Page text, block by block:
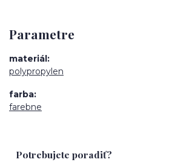
Parametre
materiál
polypropylen
farba
farebne
Potrebujete poradiť?